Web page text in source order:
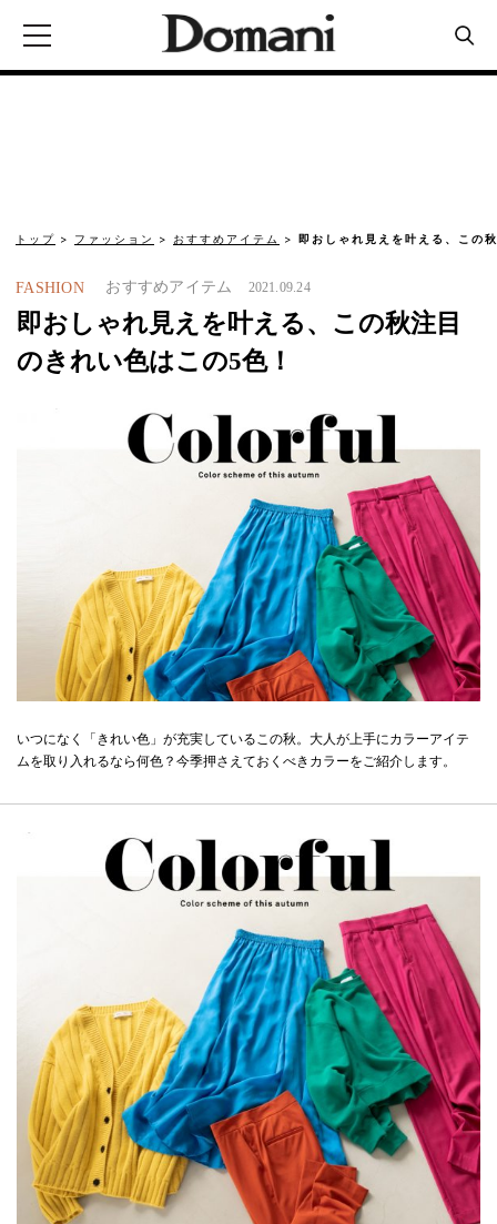
トップ ファッション おすすめアイテム 即おしゃれ見えを叶える、この
FASHION おすすめアイテム 2021.09.24
即おしゃれ見えを叶える、この秋注目
のきれい色はこの5色！
いつになく「きれい色」が充実しているこの秋。大人が上手にカラーアイテ
ムを取り入れるなら何色？今季押さえておくべきカラーをご紹介します。